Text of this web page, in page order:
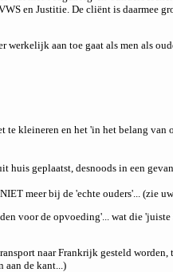
en Justitie. De cliënt is daarmee
aan toe gaat als men als
te kleineren en het 'in het belang van
huis geplaatst, desnoods in een
meer bij de 'echte ouders'... (zie
voor de opvoeding'... wat die
naar Frankrijk gesteld worden,
aan de kant...)